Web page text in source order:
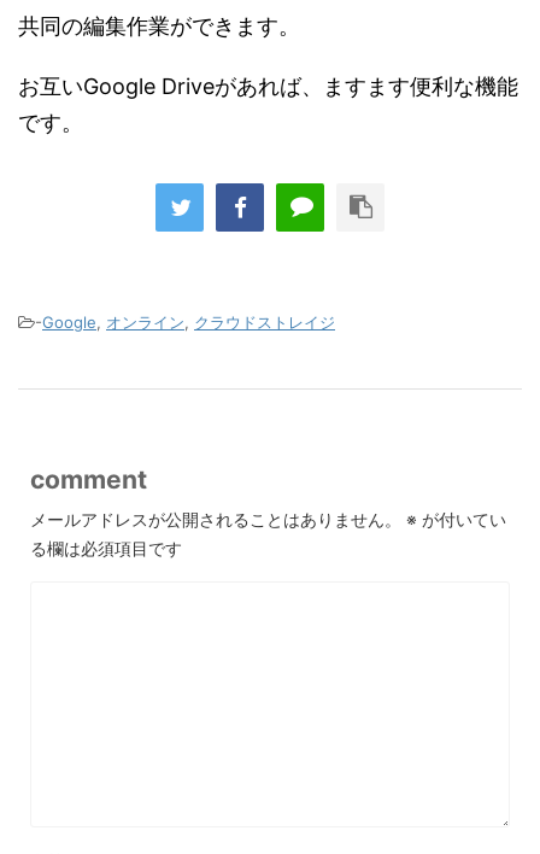
共同の編集作業ができます。
お互いGoogle Driveがあれば、ますます便利な機能
です。
-Google, オンライン, クラウドストレイジ
comment
メールアドレスが公開されることはありません。 ※ が付いてい
る欄は必須項目です